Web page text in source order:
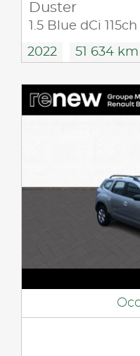
Duster
1.5 Blue dCi
2022 51 634 km